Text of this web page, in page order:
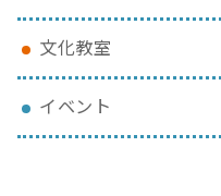
文化教室
イベント